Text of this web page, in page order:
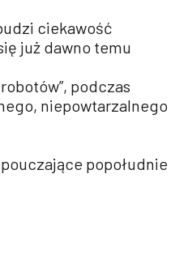
ciekawość
już dawno temu
podczas
niepowtarzalnego
popołudnie